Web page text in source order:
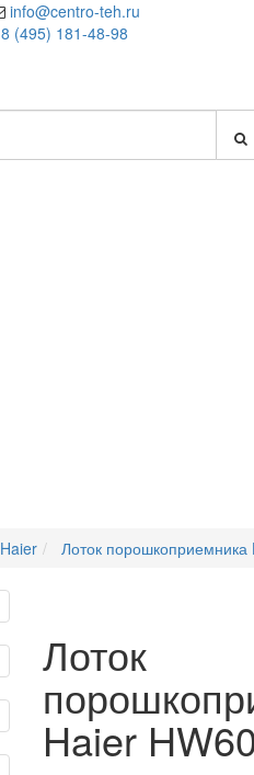
info@centro-teh.ru
8 (495) 181-48-98
Haier Лоток порошкоприемника
Лоток
Haier